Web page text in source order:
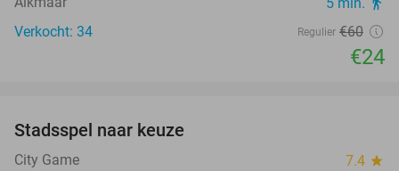
Verkocht: 34 Regulier €60
€24
Stadsspel naar keuze
City Game 7.4 star